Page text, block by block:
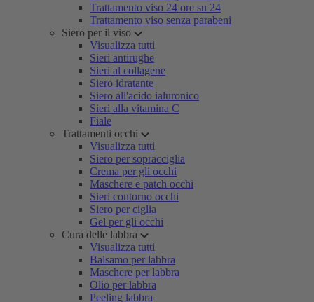
Trattamento viso 24 ore su 24
Trattamento viso senza parabeni
Siero per il viso
Visualizza tutti
Sieri antirughe
Sieri al collagene
Siero idratante
Siero all'acido ialuronico
Sieri alla vitamina C
Fiale
Trattamenti occhi
Visualizza tutti
Siero per sopracciglia
Crema per gli occhi
Maschere e patch occhi
Sieri contorno occhi
Siero per ciglia
Gel per gli occhi
Cura delle labbra
Visualizza tutti
Balsamo per labbra
Maschere per labbra
Olio per labbra
Peeling labbra